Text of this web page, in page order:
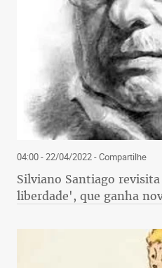
04:00 - 22/04/2022- Compartilhe
Silviano Santiago
liberdade', que ganha